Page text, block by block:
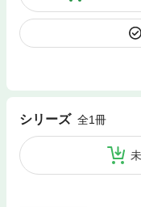
シリーズ 全1冊